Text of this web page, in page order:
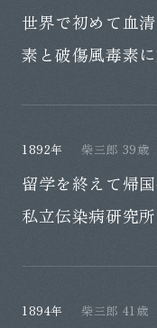
世界で初めて血
素と破傷風毒素
1892年 柴三郎 39歳
留学を終えて帰
私立伝染病研究
1894年 柴三郎 41歳